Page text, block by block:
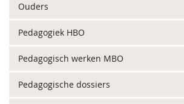
Ouders
Pedagogiek HBO
Pedagogisch werken MBO
Pedagogische dossiers